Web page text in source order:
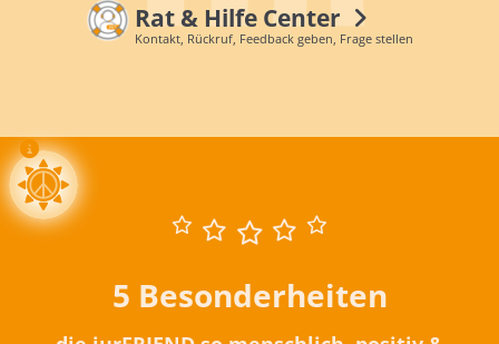
Rat & Hilfe Center
Kontakt, Rückruf, Feedback geben, Frage stellen
5 Besonderheiten